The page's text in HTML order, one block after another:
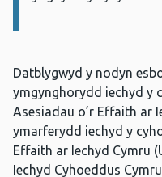
Datblygwyd y nodyn
ymgynghorydd iechyd y
Asesiadau o’r Effaith ar
ymarferydd iechyd y
Effaith ar Iechyd Cymru
Iechyd Cyhoeddus